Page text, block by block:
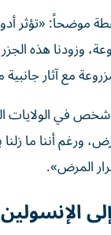
موضحاً: «تؤثر
وزودنا هذه
مع آثار
في الولايات
ورغم أننا ما
المرض».
الإنسولين